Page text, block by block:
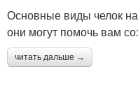
Основные виды челок
они могут помочь вам
читать дальше →